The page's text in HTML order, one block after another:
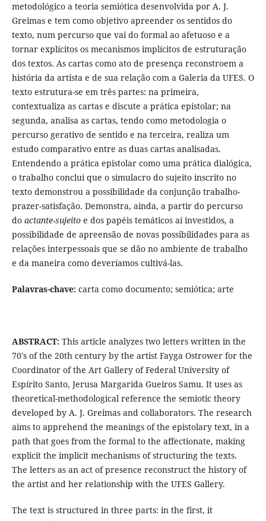
metodológico a teoria semiótica desenvolvida por A. J.
Greimas e tem como objetivo apreender os sentidos do
texto, num percurso que vai do formal ao afetuoso e a
tornar explícitos os mecanismos implícitos de estruturação
dos textos. As cartas como ato de presença reconstroem a
história da artista e de sua relação com a Galeria da UFES. O
texto estrutura-se em três partes: na primeira,
contextualiza as cartas e discute a prática epistolar; na
segunda, analisa as cartas, tendo como metodologia o
percurso gerativo de sentido e na terceira, realiza um
estudo comparativo entre as duas cartas analisadas.
Entendendo a prática epistolar como uma prática dialógica,
o trabalho conclui que o simulacro do sujeito inscrito no
texto demonstrou a possibilidade da conjunção trabalho-
prazer-satisfação. Demonstra, ainda, a partir do percurso
do actante-sujeitoe dos papéis temáticos aí investidos, a
possibilidade de apreensão de novas possibilidades para as
relações interpessoais que se dão no ambiente de trabalho
e da maneira como deveríamos cultivá-las.
Palavras-chave:carta como documento; semiótica; arte
ABSTRACT:This article analyzes two letters written in the
70's of the 20th century by the artist Fayga Ostrower for the
Coordinator of the Art Gallery of Federal University of
Espírito Santo, Jerusa Margarida Gueiros Samu. It uses as
theoretical-methodological reference the semiotic theory
developed by A. J. Greimas and collaborators. The research
aims to apprehend the meanings of the epistolary text, in a
path that goes from the formal to the affectionate, making
explicit the implicit mechanisms of structuring the texts.
The letters as an act of presence reconstruct the history of
the artist and her relationship with the UFES Gallery.
The text is structured in three parts: in the first, it